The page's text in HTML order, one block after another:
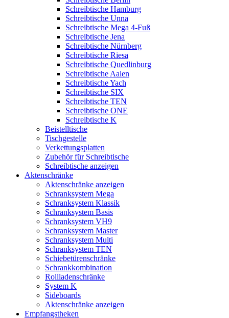
Schreibtische Hamburg
Schreibtische Unna
Schreibtische Mega 4-Fuß
Schreibtische Jena
Schreibtische Nürnberg
Schreibtische Riesa
Schreibtische Quedlinburg
Schreibtische Aalen
Schreibtische Yach
Schreibtische SIX
Schreibtische TEN
Schreibtische ONE
Schreibtische K
Beistelltische
Tischgestelle
Verkettungsplatten
Zubehör für Schreibtische
Schreibtische anzeigen
Aktenschränke
Aktenschränke anzeigen
Schranksystem Mega
Schranksystem Klassik
Schranksystem Basis
Schranksystem VH9
Schranksystem Master
Schranksystem Multi
Schranksystem TEN
Schiebetürenschränke
Schrankkombination
Rollladenschränke
System K
Sideboards
Aktenschränke anzeigen
Empfangstheken